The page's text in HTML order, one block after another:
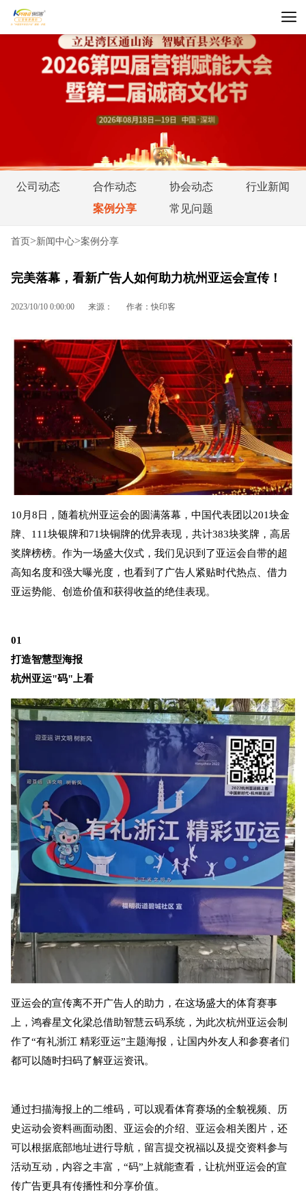
公司动态 合作动态 协会动态
行业新闻
案例分享
常见问题
首页>新闻中心>案例分享
完美落幕，看新广告人如何助力杭州亚运会宣传！
2023/10/10 0:00:00 来源： 作者：快印客
10月8日，随着杭州亚运会的圆满落幕，中国代表团以201块金
牌、111块银牌和71块铜牌的优异表现，共计383块奖牌，高居
奖牌榜榜。作为一场盛大仪式，我们见识到了亚运会自带的超
高知名度和强大曝光度，也看到了广告人紧贴时代热点、借力
亚运势能、创造价值和获得收益的绝佳表现。
01
打造智慧型海报
杭州亚运"码"上看
亚运会的宣传离不开广告人的助力，在这场盛大的体育赛事
上，鸿睿星文化梁总借助智慧云码系统，为此次杭州亚运会制
作了“有礼浙江 精彩亚运”主题海报，让国内外友人和参赛者们
都可以随时扫码了解亚运资讯。
通过扫描海报上的二维码，可以观看体育赛场的全貌视频、历
史运动会资料画面动图、亚运会的介绍、亚运会相关图片，还
可以根据底部地址进行导航，留言提交祝福以及提交资料参与
活动互动，内容之丰富，“码”上就能查看，让杭州亚运会的宣
传广告更具有传播性和分享价值。